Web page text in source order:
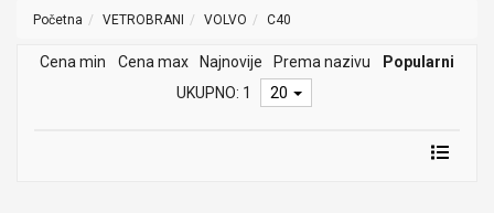
Početna VETROBRANI VOLVO C40
Cena min Cena max Najnovije Prema nazivu
Popularni
UKUPNO: 1
20